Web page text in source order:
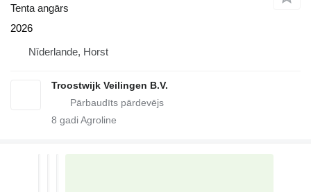
Tenta angārs
2026
Nīderlande, Horst
Troostwijk Veilingen B.V.
8 gadi Agroline